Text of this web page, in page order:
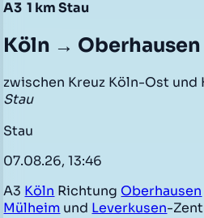
A3 1 km Stau
Köln → Oberhausen
zwischen Kreuz Köln-Ost
Stau
Stau
07.08.26, 13:46
A3 Köln Richtung Oberhausen
Mülheim und Leverkusen-